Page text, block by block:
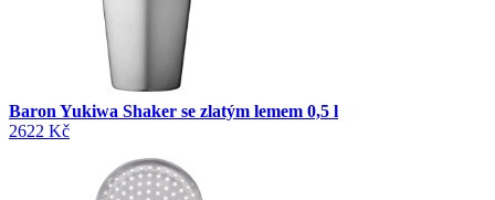
Baron Yukiwa Shaker se zlatým lemem 0,5 l
2622 Kč